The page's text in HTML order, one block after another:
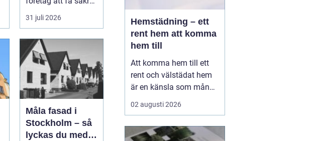
energieffektiva och
framtidssä...
31 juli 2026
Måla fasad i
Stockholm – så
lyckas du med
Hemstädning – ett
rent hem att komma
hem till
Att komma hem till ett
rent och välstädat hem
är en känsla som många
värdesätter högt. I en
hektisk storstadsmiljö
dock vara svårt att få
02 augusti 2026